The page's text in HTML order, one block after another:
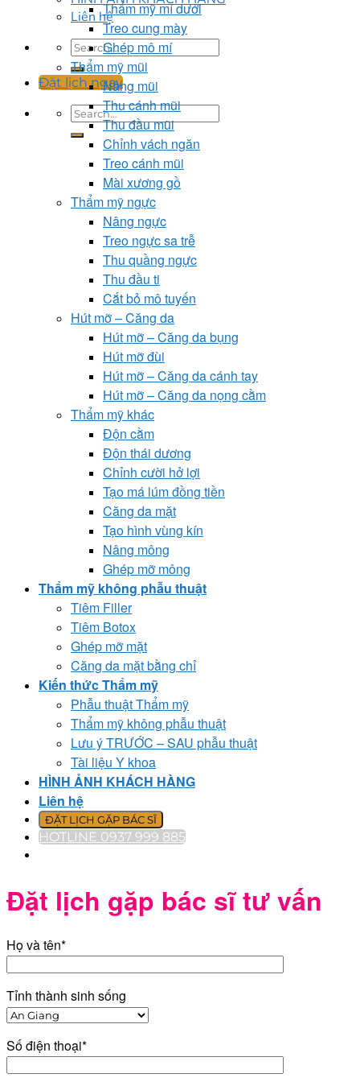
Liên hệ
Đặt lịch ngay
Thẩm mỹ mí dưới
Treo cung mày
Ghép mô mí
Thẩm mỹ mũi
Nâng mũi
Thu cánh mũi
Thu đầu mũi
Chỉnh vách ngăn
Treo cánh mũi
Mài xương gồ
Thẩm mỹ ngực
Nâng ngực
Treo ngực sa trễ
Thu quầng ngực
Thu đầu ti
Cắt bỏ mô tuyến
Hút mỡ – Căng da
Hút mỡ – Căng da bụng
Hút mỡ đùi
Hút mỡ – Căng da cánh tay
Hút mỡ – Căng da nọng cằm
Thẩm mỹ khác
Độn cằm
Độn thái dương
Chỉnh cười hở lợi
Tạo má lúm đồng tiền
Căng da mặt
Tạo hình vùng kín
Nâng mông
Ghép mỡ mông
Thẩm mỹ không phẫu thuật
Tiêm Filler
Tiêm Botox
Ghép mỡ mặt
Căng da mặt bằng chỉ
Kiến thức Thẩm mỹ
Phẫu thuật Thẩm mỹ
Thẩm mỹ không phẫu thuật
Lưu ý TRƯỚC – SAU phẫu thuật
Tài liệu Y khoa
HÌNH ẢNH KHÁCH HÀNG
Liên hệ
ĐẶT LỊCH GẶP BÁC SĨ
HOTLINE 0937 999 885
Đặt lịch gặp bác sĩ tư vấn
Họ và tên*
Tỉnh thành sinh sống
Số điện thoại*